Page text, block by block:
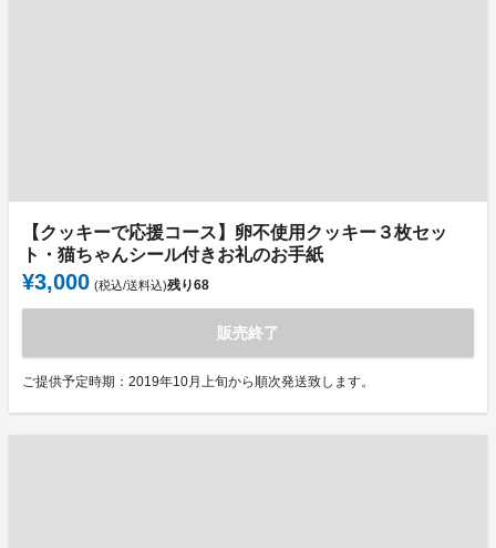
【クッキーで応援コース】卵不使用クッキー３枚セッ
ト・猫ちゃんシール付きお礼のお手紙
¥3,000 (税込/送料込)残り68
販売終了
ご提供予定時期：2019年10月上旬から順次発送致します。